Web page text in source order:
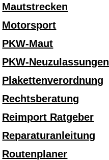
Mautstrecken
Motorsport
PKW-Maut
PKW-Neuzulassungen
Plakettenverordnung
Rechtsberatung
Reimport Ratgeber
Reparaturanleitung
Routenplaner